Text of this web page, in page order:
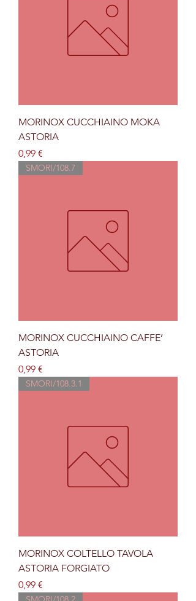
MORINOX CUCCHIAINO MOKA
ASTORIA
Prezzo
0,99 €
SMORI/108.7
MORINOX CUCCHIAINO CAFFE’
ASTORIA
Prezzo
0,99 €
SMORI/108.3.1
MORINOX COLTELLO TAVOLA
ASTORIA FORGIATO
Prezzo
0,99 €